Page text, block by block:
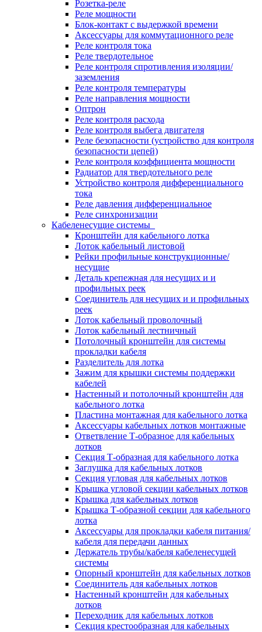
Розетка-реле
Реле мощности
Блок-контакт с выдержкой времени
Аксессуары для коммутационного реле
Реле контроля тока
Реле твердотельное
Реле контроля спротивления изоляции/
заземления
Реле контроля температуры
Реле направления мощности
Оптрон
Реле контроля расхода
Реле контроля выбега двигателя
Реле безопасности (устройство для контроля
безопасности цепей)
Реле контроля коэффициента мощности
Радиатор для твердотельного реле
Устройство контроля дифференциального
тока
Реле давления дифференциальное
Реле синхронизации
Кабеленесущие системы
Кронштейн для кабельного лотка
Лоток кабельный листовой
Рейки профильные конструкционные/
несущие
Деталь крепежная для несущих и и
профильных реек
Соединитель для несущих и и профильных
реек
Лоток кабельный проволочный
Лоток кабельный лестничный
Потолочный кронштейн для системы
прокладки кабеля
Разделитель для лотка
Зажим для крышки системы поддержки
кабелей
Настенный и потолочный кронштейн для
кабельного лотка
Пластина монтажная для кабельного лотка
Аксессуары кабельных лотков монтажные
Ответвление Т-образное для кабельных
лотков
Секция Т-образная для кабельного лотка
Заглушка для кабельных лотков
Секция угловая для кабельных лотков
Крышка угловой секции кабельных лотков
Крышка для кабельных лотков
Крышка Т-образной секции для кабельного
лотка
Аксессуары для прокладки кабеля питания/
кабеля для передачи данных
Держатель трубы/кабеля кабеленесущей
системы
Опорный кронштейн для кабельных лотков
Соединитель для кабельных лотков
Настенный кронштейн для кабельных
лотков
Переходник для кабельных лотков
Секция крестообразная для кабельных